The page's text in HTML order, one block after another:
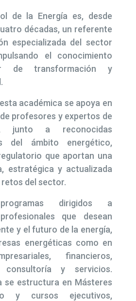
de la Energía es, desde
décadas, un referente
especializada del sector
el conocimiento
de transformación y
académica se apoya en
profesores y expertos de
junto a reconocidas
del ámbito energético,
que aportan una
estratégica y actualizada
del sector.
dirigidos a
que desean
y el futuro de la energía,
energéticas como en
financieros,
consultoría y servicios.
se estructura en Másteres
y cursos ejecutivos,